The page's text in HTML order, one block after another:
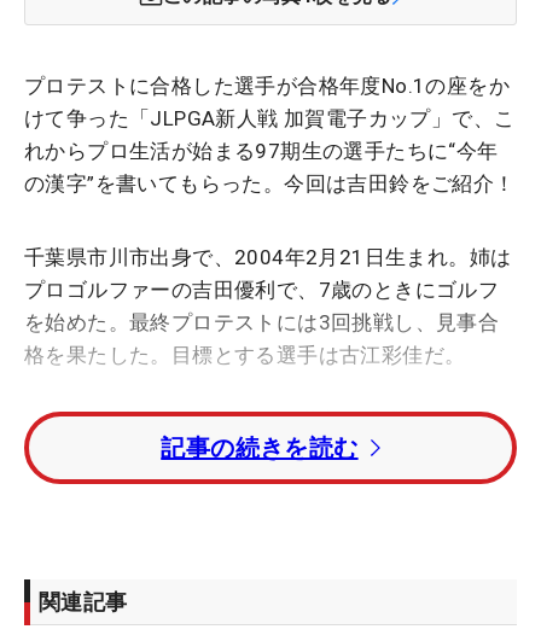
プロテストに合格した選手が合格年度No.1の座をか
けて争った「JLPGA新人戦 加賀電子カップ」で、こ
れからプロ生活が始まる97期生の選手たちに“今年
の漢字”を書いてもらった。今回は吉田鈴をご紹介！
千葉県市川市出身で、2004年2月21日生まれ。姉は
プロゴルファーの吉田優利で、7歳のときにゴルフ
を始めた。最終プロテストには3回挑戦し、見事合
格を果たした。目標とする選手は古江彩佳だ。
スケッチブックに書き出した漢字は『成』。「すご
く良かったです。レギュラーツアーでトップ10入
り、プロテスト合格、QT通過と目標を立てていまし
今季はレギュラーツアーに8試合出場。7月の「大東
記事の続きを読む
関連記事